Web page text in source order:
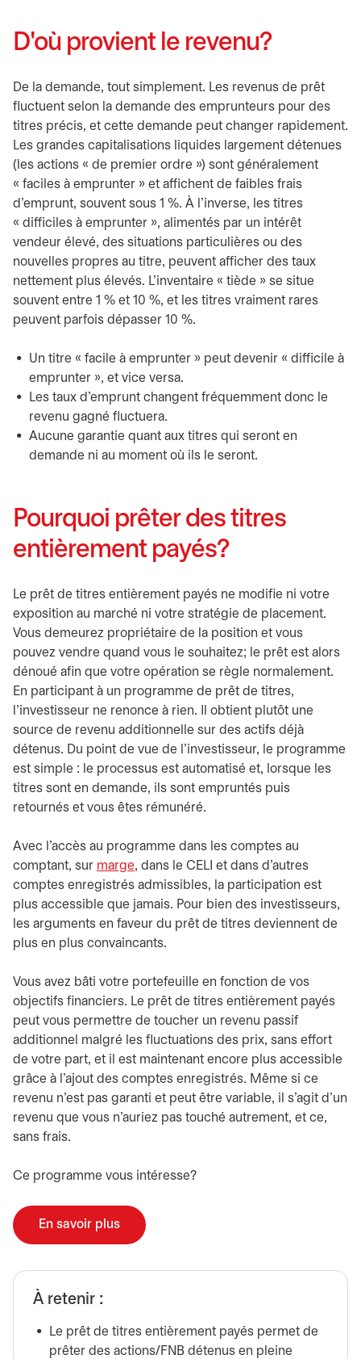
D'où provient le revenu?
De la demande, tout simplement. Les revenus de prêt
fluctuent selon la demande des emprunteurs pour des
titres précis, et cette demande peut changer rapidement.
Les grandes capitalisations liquides largement détenues
(les actions « de premier ordre ») sont généralement
« faciles à emprunter » et affichent de faibles frais
d’emprunt, souvent sous 1 %. À l’inverse, les titres
« difficiles à emprunter », alimentés par un intérêt
vendeur élevé, des situations particulières ou des
nouvelles propres au titre, peuvent afficher des taux
nettement plus élevés. L’inventaire « tiède » se situe
souvent entre 1 % et 10 %, et les titres vraiment rares
peuvent parfois dépasser 10 %.
Un titre « facile à emprunter » peut devenir « difficile à
emprunter », et vice versa.
Les taux d’emprunt changent fréquemment donc le
revenu gagné fluctuera.
Aucune garantie quant aux titres qui seront en
demande ni au moment où ils le seront.
Pourquoi prêter des titres
entièrement payés?
Le prêt de titres entièrement payés ne modifie ni votre
exposition au marché ni votre stratégie de placement.
Vous demeurez propriétaire de la position et vous
pouvez vendre quand vous le souhaitez; le prêt est alors
dénoué afin que votre opération se règle normalement.
En participant à un programme de prêt de titres,
l’investisseur ne renonce à rien. Il obtient plutôt une
source de revenu additionnelle sur des actifs déjà
détenus. Du point de vue de l’investisseur, le programme
est simple : le processus est automatisé et, lorsque les
titres sont en demande, ils sont empruntés puis
retournés et vous êtes rémunéré.
Avec l’accès au programme dans les comptes au
comptant, sur marge, dans le CELI et dans d’autres
comptes enregistrés admissibles, la participation est
plus accessible que jamais. Pour bien des investisseurs,
les arguments en faveur du prêt de titres deviennent de
plus en plus convaincants.
Vous avez bâti votre portefeuille en fonction de vos
objectifs financiers. Le prêt de titres entièrement payés
peut vous permettre de toucher un revenu passif
additionnel malgré les fluctuations des prix, sans effort
de votre part, et il est maintenant encore plus accessible
grâce à l’ajout des comptes enregistrés. Même si ce
revenu n’est pas garanti et peut être variable, il s’agit d’un
revenu que vous n’auriez pas touché autrement, et ce,
sans frais.
Ce programme vous intéresse?
En savoir plus
À retenir :
Le prêt de titres entièrement payés permet de
prêter des actions/FNB détenus en pleine